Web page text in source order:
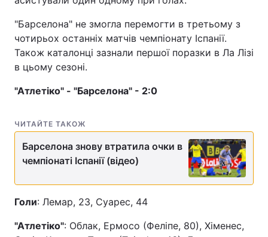
"Барселона" не змогла перемогти в третьому з
чотирьох останніх матчів чемпіонату Іспанії.
Також каталонці зазнали першої поразки в Ла Лізі
в цьому сезоні.
"Атлетіко" - "Барселона" - 2:0
ЧИТАЙТЕ ТАКОЖ
Барселона знову втратила очки в
чемпіонаті Іспанії (відео)
Голи: Лемар, 23, Суарес, 44
"Атлетіко": Облак, Ермосо (Феліпе, 80), Хіменес,